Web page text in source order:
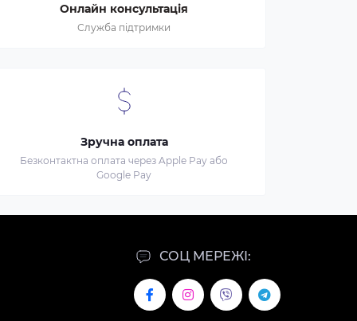
Онлайн консультація
Служба підтримки
Зручна оплата
Безконтактна оплата через Apple Pay або
Google Pay
СОЦ МЕРЕЖІ: